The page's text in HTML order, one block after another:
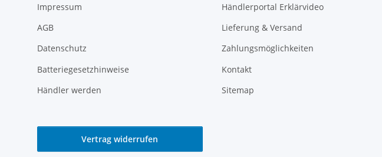
Impressum
AGB
Datenschutz
Batteriegesetzhinweise
Händler werden
Händlerportal Erklärvideo
Lieferung & Versand
Zahlungsmöglichkeiten
Kontakt
Sitemap
Vertrag widerrufen